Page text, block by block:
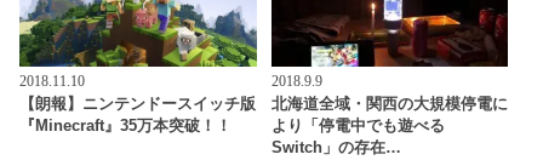
2018.11.10
【朗報】ニンテンドースイッチ版
『Minecraft』35万本突破！！
2018.9.9
北海道全域・関西の大規模停電に
より「停電中でも遊べる
Switch」の存在…